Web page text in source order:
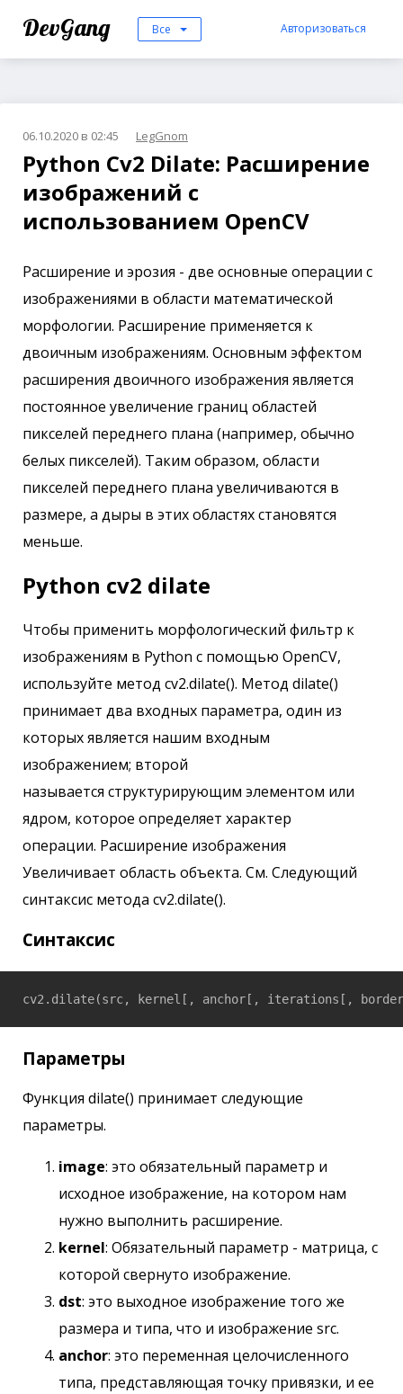
DevGang Все Авторизоваться
06.10.2020 в 02:45 LegGnom
Python Cv2 Dilate: Расширение
изображений с
использованием OpenCV
Расширение и эрозия - две основные операции с
изображениями в области математической
морфологии. Расширение применяется к
двоичным изображениям. Основным эффектом
расширения двоичного изображения является
постоянное увеличение границ областей
пикселей переднего плана (например, обычно
белых пикселей). Таким образом, области
пикселей переднего плана увеличиваются в
размере, а дыры в этих областях становятся
меньше.
Python cv2 dilate
Чтобы применить морфологический фильтр к
изображениям в Python с помощью OpenCV,
используйте метод cv2.dilate(). Метод dilate()
принимает два входных параметра, один из
которых является нашим входным
изображением; второй
называется структурирующим элементом или
ядром, которое определяет характер
операции. Расширение изображения
Увеличивает область объекта. См. Следующий
синтаксис метода cv2.dilate().
Синтаксис
Параметры
Функция dilate() принимает следующие
параметры.
image: это обязательный параметр и
исходное изображение, на котором нам
нужно выполнить расширение.
kernel: Обязательный параметр - матрица, с
которой свернуто изображение.
dst: это выходное изображение того же
размера и типа, что и изображение src.
anchor: это переменная целочисленного
типа, представляющая точку привязки, и ее